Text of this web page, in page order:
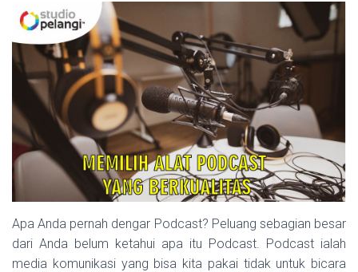
Apa Anda pernah dengar Podcast? Peluang sebagian besar
dari Anda belum ketahui apa itu Podcast. Podcast ialah
media komunikasi yang bisa kita pakai tidak untuk bicara